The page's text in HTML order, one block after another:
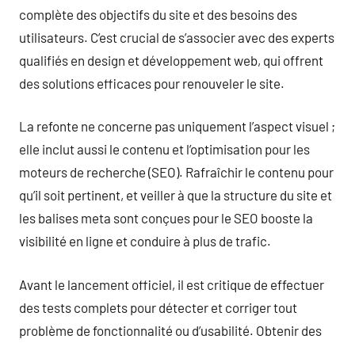
complète des objectifs du site et des besoins des
utilisateurs. C’est crucial de s’associer avec des experts
qualifiés en design et développement web, qui offrent
des solutions efficaces pour renouveler le site.
La refonte ne concerne pas uniquement l’aspect visuel ;
elle inclut aussi le contenu et l’optimisation pour les
moteurs de recherche (SEO). Rafraîchir le contenu pour
qu’il soit pertinent, et veiller à que la structure du site et
les balises meta sont conçues pour le SEO booste la
visibilité en ligne et conduire à plus de trafic.
Avant le lancement officiel, il est critique de effectuer
des tests complets pour détecter et corriger tout
problème de fonctionnalité ou d’usabilité. Obtenir des